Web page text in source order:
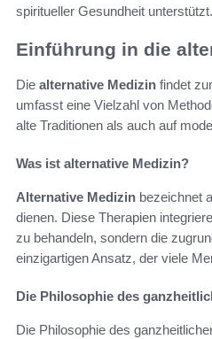
spiritueller Gesundheit unterstützt.
Einführung in die
Die alternative Medizin findet
umfasst eine Vielzahl von
alte Traditionen als auch auf
Was ist alternative Medizin?
Alternative Medizin bezeichnet
dienen. Diese Therapien
zu behandeln, sondern die
einzigartigen Ansatz, der viele
Die Philosophie des
Die Philosophie des